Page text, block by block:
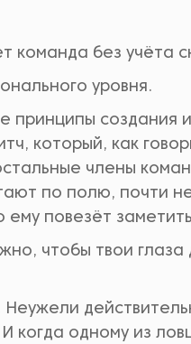
команда без учёта
уровня.
принципы создания
который, как
члены
по полю, почти
ему повезёт
чтобы твои глаза
когда одному из